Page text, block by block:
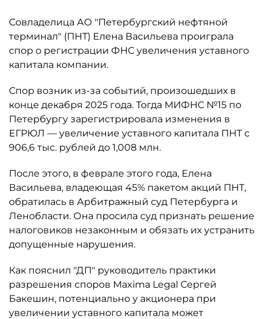
Совладелица АО "Петербургский нефтяной
терминал" (ПНТ) Елена Васильева проиграла
спор о регистрации ФНС увеличения уставного
капитала компании.
Спор возник из-за событий, произошедших в
конце декабря 2025 года. Тогда МИФНС №15 по
Петербургу зарегистрировала изменения в
ЕГРЮЛ — увеличение уставного капитала ПНТ с
906,6 тыс. рублей до 1,008 млн.
После этого, в феврале этого года, Елена
Васильева, владеющая 45% пакетом акций ПНТ,
обратилась в Арбитражный суд Петербурга и
Ленобласти. Она просила суд признать решение
налоговиков незаконным и обязать их устранить
допущенные нарушения.
Как пояснил "ДП" руководитель практики
разрешения споров Maxima Legal Сергей
Бакешин, потенциально у акционера при
увеличении уставного капитала может